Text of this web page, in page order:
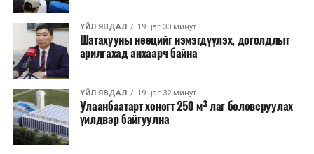
ҮЙЛ ЯВДАЛ 19 цаг 30 минут
Шатахууны нөөцийг нэмэгдүүлэх, доголдлыг
арилгахад анхаарч байна
ҮЙЛ ЯВДАЛ 19 цаг 32 минут
Улаанбаатарт хоногт 250 м³ лаг боловсруулах
үйлдвэр байгуулна